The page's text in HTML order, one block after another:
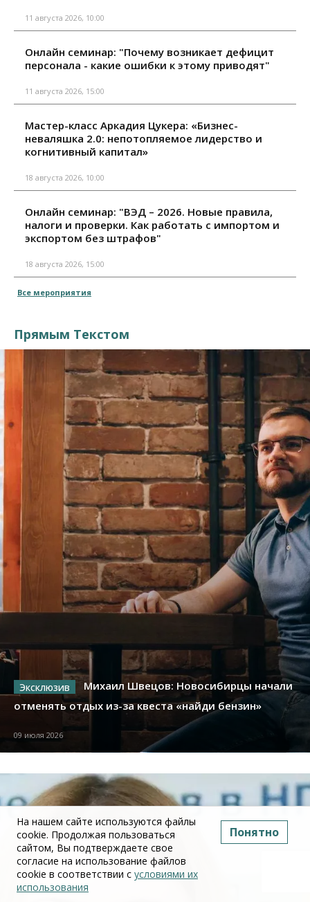
11 августа 2026, 10:00
Онлайн семинар: "Почему возникает дефицит
персонала - какие ошибки к этому приводят"
11 августа 2026, 15:00
Мастер-класс Аркадия Цукера: «Бизнес-
неваляшка 2.0: непотопляемое лидерство и
когнитивный капитал»
18 августа 2026, 10:00
Онлайн семинар: "ВЭД – 2026. Новые правила,
налоги и проверки. Как работать с импортом и
экспортом без штрафов"
18 августа 2026, 15:00
Все мероприятия
Прямым Текстом
Михаил Швецов: Новосибирцы начали
отменять отдых из-за квеста «найди бензин»
09 июля 2026
На нашем сайте используются файлы
cookie. Продолжая пользоваться
сайтом, Вы подтверждаете свое
согласие на использование файлов
cookie в соответствии с условиями их
использования
Понятно